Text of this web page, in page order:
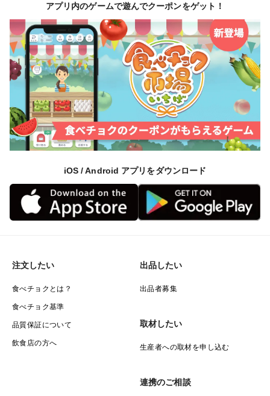
アプリ内のゲームで遊んでクーポンをゲット！
iOS / Android アプリをダウンロード
注文したい
食べチョクとは？
食べチョク基準
品質保証について
飲食店の方へ
出品したい
出品者募集
取材したい
生産者への取材を申し込む
連携のご相談